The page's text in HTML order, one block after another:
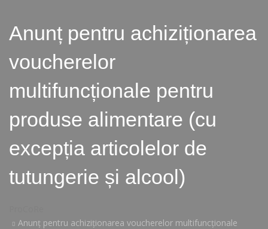
Anunț pentru achiziționarea
voucherelor
multifuncționale pentru
produse alimentare (cu
excepția articolelor de
tutungerie și alcool)
Anunț pentru achiziționarea voucherelor multifuncționale